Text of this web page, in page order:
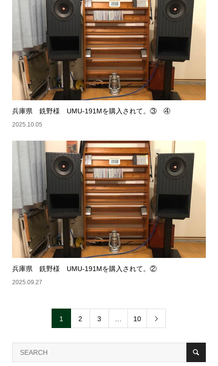
兵庫県 銑野様 UMU-191Mを購入されて。③ ④
2025.10.05
兵庫県 銑野様 UMU-191Mを購入されて。②
2025.09.27
1 2 3 10 